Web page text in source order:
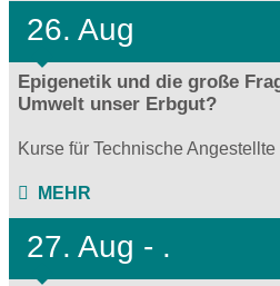
26. Aug
Epigenetik und die große
Umwelt unser Erbgut?
Kurse für Technische Angestellte
MEHR
27. Aug - .